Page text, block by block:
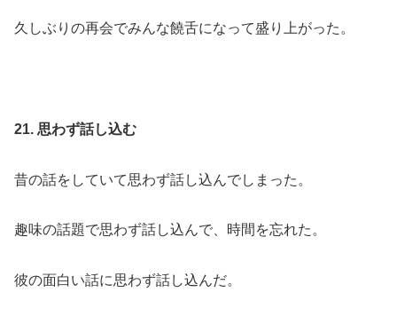
久しぶりの再会でみんな饒舌になって盛り上がった。
21. 思わず話し込む
昔の話をしていて思わず話し込んでしまった。
趣味の話題で思わず話し込んで、時間を忘れた。
彼の面白い話に思わず話し込んだ。